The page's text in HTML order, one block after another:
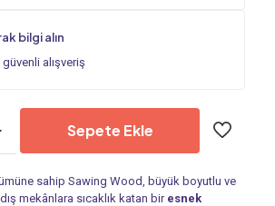
bilgi alın
güvenli alışveriş
Sepete Ekle
sahip Sawing Wood, büyük boyutlu ve
mekânlara sıcaklık katan bir esnek